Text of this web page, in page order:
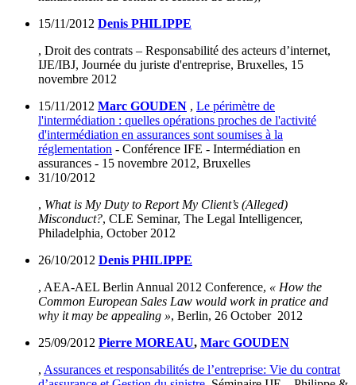
15/11/2012 Denis PHILIPPE
, Droit des contrats – Responsabilité des acteurs d’internet,
IJE/IBJ, Journée du juriste d'entreprise, Bruxelles, 15
novembre 2012
15/11/2012 Marc GOUDEN , Le périmètre de
l'intermédiation : quelles opérations proches de l'activité
d'intermédiation en assurances sont soumises à la
réglementation - Conférence IFE - Intermédiation en
assurances - 15 novembre 2012, Bruxelles
31/10/2012
, What is My Duty to Report My Client’s (Alleged)
Misconduct?, CLE Seminar, The Legal Intelligencer,
Philadelphia, October 2012
26/10/2012 Denis PHILIPPE
, AEA-AEL Berlin Annual 2012 Conference, « How the
Common European Sales Law would work in pratice and
why it may be appealing », Berlin, 26 October 2012
25/09/2012 Pierre MOREAU, Marc GOUDEN
, Assurances et responsabilités de l’entreprise: Vie du contrat